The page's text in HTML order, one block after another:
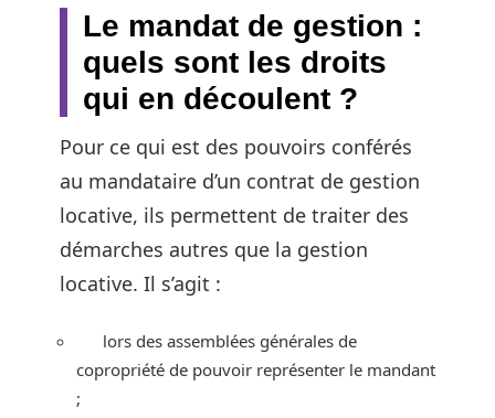
Le mandat de gestion :
quels sont les droits
qui en découlent ?
Pour ce qui est des pouvoirs conférés
au mandataire d’un contrat de gestion
locative, ils permettent de traiter des
démarches autres que la gestion
locative. Il s’agit :
lors des assemblées générales de
copropriété de pouvoir représenter le mandant
;